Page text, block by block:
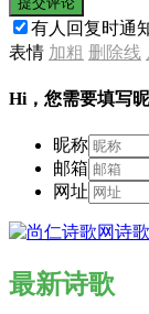
有人回复时通
表情 加粗 删除线
Hi，您需要填写
昵称
邮箱
网址
最新诗歌